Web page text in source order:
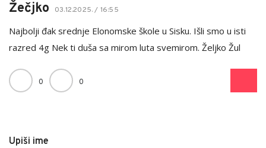
Žečjko 03.12.2025. / 16:55
Najbolji đak srednje Elonomske škole u Sisku. Išli smo u isti
razred 4g Nek ti duša sa mirom luta svemirom. Željko Žul
0 0
Upiši ime